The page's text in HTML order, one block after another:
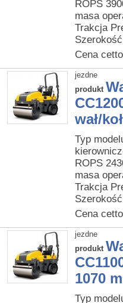
ROPS
masa
Trakcja
Cena
jezdne
produkt
wał/
Typ
ROPS
masa
Trakcja
Cena
jezdne
produkt
1070
Typ